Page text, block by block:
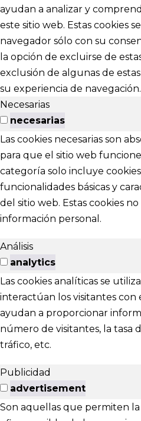
ayudan a analizar y
este sitio web. Estas cookies
navegador sólo con su
la opción de excluirse de
exclusión de algunas de
su experiencia de navegación.
Necesarias
necesarias
Las cookies necesarias son
para que el sitio web
categoría solo incluye
funcionalidades básicas y
del sitio web. Estas cookies
información personal.
Análisis
analytics
Las cookies analíticas se
interactúan los visitantes con
ayudan a proporcionar
número de visitantes, la tasa
tráfico, etc.
Publicidad
advertisement
Son aquellas que permiten